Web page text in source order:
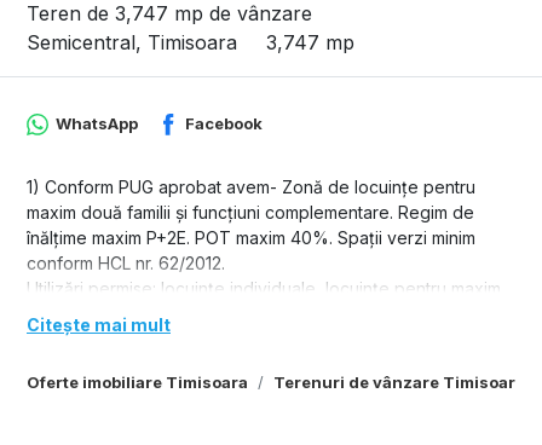
Teren de 3,747 mp de vânzare
Semicentral, Timisoara
3,747 mp
Oferte imobiliare Timisoara Terenuri de vânzare Timisoara
WhatsApp Facebook
1) Conform PUG aprobat avem- Zonă de locuinţe pentru
maxim două familii şi funcţiuni complementare. Regim de
înălţime maxim P+2E. POT maxim 40%. Spaţii verzi minim
conform HCL nr. 62/2012.
Utilizări permise: locuinţe individuale, locuinţe pentru maxim
două familii, conversia locuinţelor în alte funcţiuni ce nu
deranjează zona de locuit, funcţiuni complementare zonei
cultură, culte, învăţămînt, sănătate, spaţii verzi, locuri de
Citește mai mult